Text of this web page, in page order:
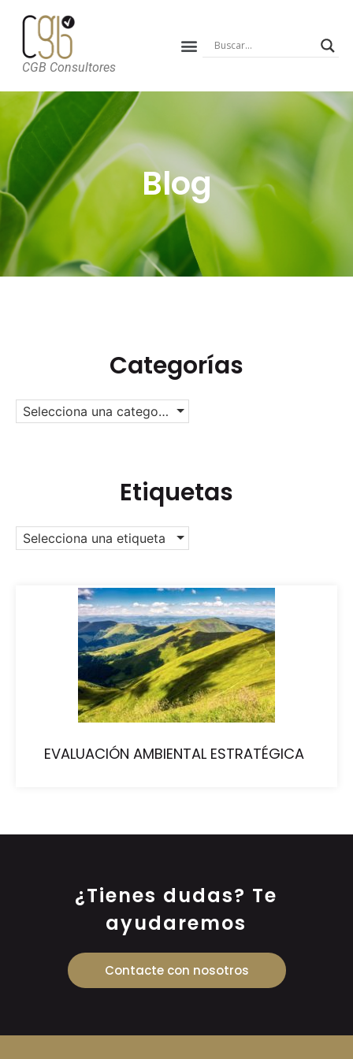
CGB Consultores
Blog
Categorías
Selecciona una categoría
Etiquetas
Selecciona una etiqueta
EVALUACIÓN AMBIENTAL ESTRATÉGICA
¿Tienes dudas? Te
ayudaremos
Contacte con nosotros